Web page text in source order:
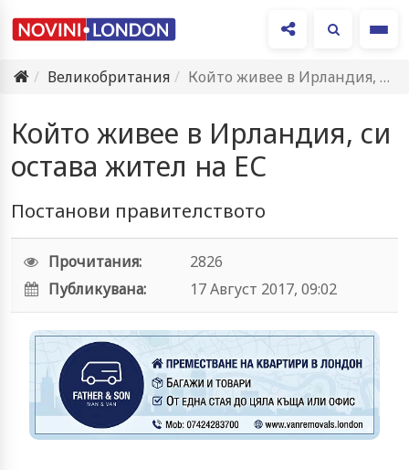
Великобритания
Който живее в Ирландия, си остава жител на ЕС
Който живее в Ирландия, си
остава жител на ЕС
Постанови правителството
Прочитания:
2826
Публикувана:
17 Август 2017, 09:02